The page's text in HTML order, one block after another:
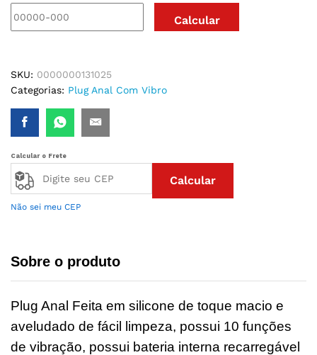
SKU: 0000000131025
Categorias: Plug Anal Com Vibro
Calcular o Frete
Calcular
Não sei meu CEP
Sobre o produto
Plug Anal Feita em silicone de toque macio e
aveludado de fácil limpeza, possui 10 funções
de vibração, possui bateria interna recarregável